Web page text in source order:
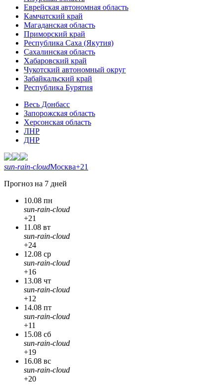
Еврейская автономная область
Камчатский край
Магаданская область
Приморский край
Республика Саха (Якутия)
Сахалинская область
Хабаровский край
Чукотский автономный округ
Забайкальский край
Республика Бурятия
Весь Донбасс
Запорожская область
Херсонская область
ЛНР
ДНР
sun-rain-cloudМосква+21
Прогноз на 7 дней
10.08 пн
sun-rain-cloud
+21
11.08 вт
sun-rain-cloud
+24
12.08 ср
sun-rain-cloud
+16
13.08 чт
sun-rain-cloud
+12
14.08 пт
sun-rain-cloud
+11
15.08 сб
sun-rain-cloud
+19
16.08 вс
sun-rain-cloud
+20